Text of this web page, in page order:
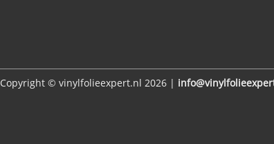
Copyright © vinylfolieexpert.nl 2026 |